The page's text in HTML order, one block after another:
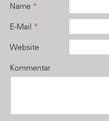
Name *
E-Mail *
Website
Kommentar